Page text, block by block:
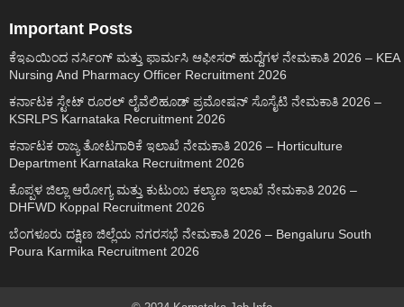
Important Posts
ಕೆಇಎಯಿಂದ ನರ್ಸಿಂಗ್ ಮತ್ತು ಫಾರ್ಮಸಿ ಆಫೀಸರ್ ಹುದ್ದೆಗಳ ನೇಮಕಾತಿ 2026 – KEA
Nursing And Pharmacy Officer Recruitment 2026
ಕರ್ನಾಟಕ ಸ್ಟೇಟ್ ರೂರಲ್ ಲೈವೆಲಿಹೂಡ್ ಪ್ರಮೋಷನ್ ಸೊಸೈಟಿ ನೇಮಕಾತಿ 2026 –
KSRLPS Karnataka Recruitment 2026
ಕರ್ನಾಟಕ ರಾಜ್ಯ ತೋಟಗಾರಿಕೆ ಇಲಾಖೆ ನೇಮಕಾತಿ 2026 – Horticulture
Department Karnataka Recruitment 2026
ಕೊಪ್ಪಳ ಜಿಲ್ಲಾ ಆರೋಗ್ಯ ಮತ್ತು ಕುಟುಂಬ ಕಲ್ಯಾಣ ಇಲಾಖೆ ನೇಮಕಾತಿ 2026 –
DHFWD Koppal Recruitment 2026
ಬೆಂಗಳೂರು ದಕ್ಷಿಣ ಜಿಲ್ಲೆಯ ನಗರಸಭೆ ನೇಮಕಾತಿ 2026 – Bengaluru South
Poura Karmika Recruitment 2026